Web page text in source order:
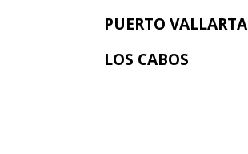
PUERTO VALLARTA
LOS CABOS